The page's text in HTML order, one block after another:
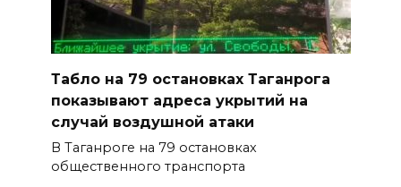
Табло на 79 остановках Таганрога
показывают адреса укрытий на
случай воздушной атаки
В Таганроге на 79 остановках
общественного транспорта